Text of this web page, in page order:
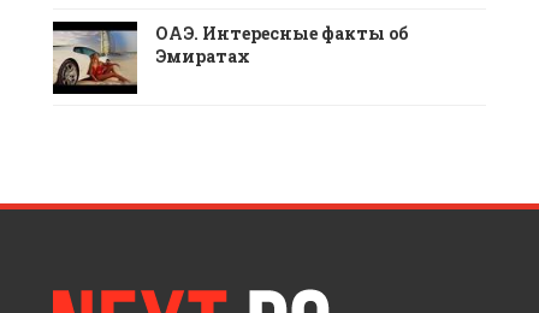
ОАЭ. Интересные факты об
Эмиратах